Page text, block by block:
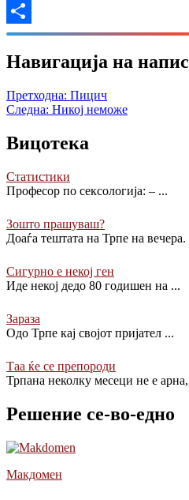
Viber
Share
Навигација на напис
Претходна: Пицич
Следна: Никој неможе
Вицотека
Статистики
Професор по сексологија: – ...
Зошто прашуваш?
Доаѓа тештата на Трпе на вечера.
Сигурно е некој ген
Иде некој дедо 80 годишен на ...
Зараза
Одо Трпе кај својот пријател ...
Таа ќе се препороди
Трпана неколку месеци не е арна,
Решение се-во-едно
Макдомен